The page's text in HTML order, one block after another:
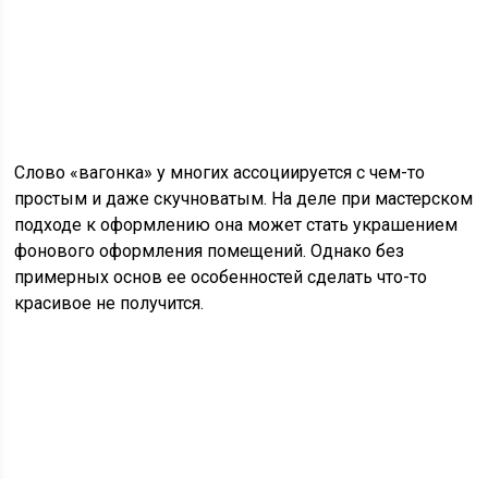
Слово «вагонка» у многих ассоциируется с чем-то
простым и даже скучноватым. На деле при мастерском
подходе к оформлению она может стать украшением
фонового оформления помещений. Однако без
примерных основ ее особенностей сделать что-то
красивое не получится.